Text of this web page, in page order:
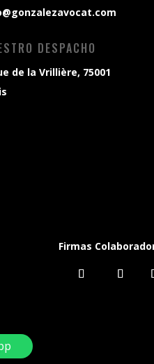
DESPACHO
de la Vrillière, 75001
Firmas